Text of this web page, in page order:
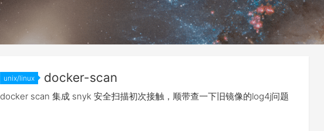
unix/linux docker-scan
docker scan 集成 snyk 安全扫描初次接触，顺带查一下旧镜像的log4j问题